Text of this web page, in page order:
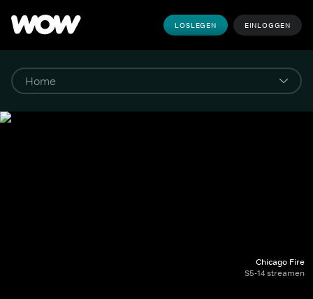
LOSLEGEN EINLOGGEN
Chicago Fire
S5-14 streamen